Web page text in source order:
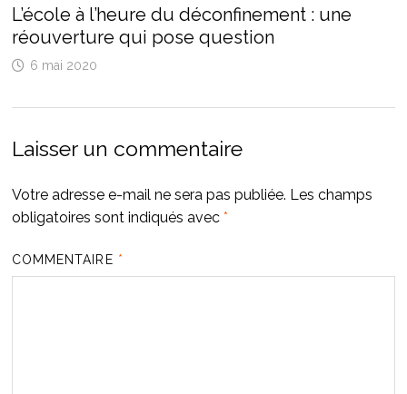
L’école à l’heure du déconfinement : une
réouverture qui pose question
6 mai 2020
Laisser un commentaire
Votre adresse e-mail ne sera pas publiée. Les champs
obligatoires sont indiqués avec *
COMMENTAIRE *